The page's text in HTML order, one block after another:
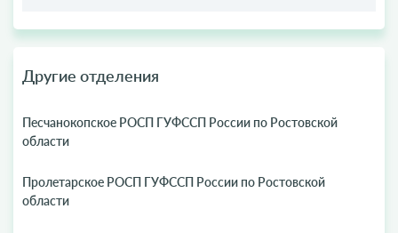
Другие отделения
Песчанокопское РОСП ГУФССП России по Ростовской
области
Пролетарское РОСП ГУФССП России по Ростовской
области